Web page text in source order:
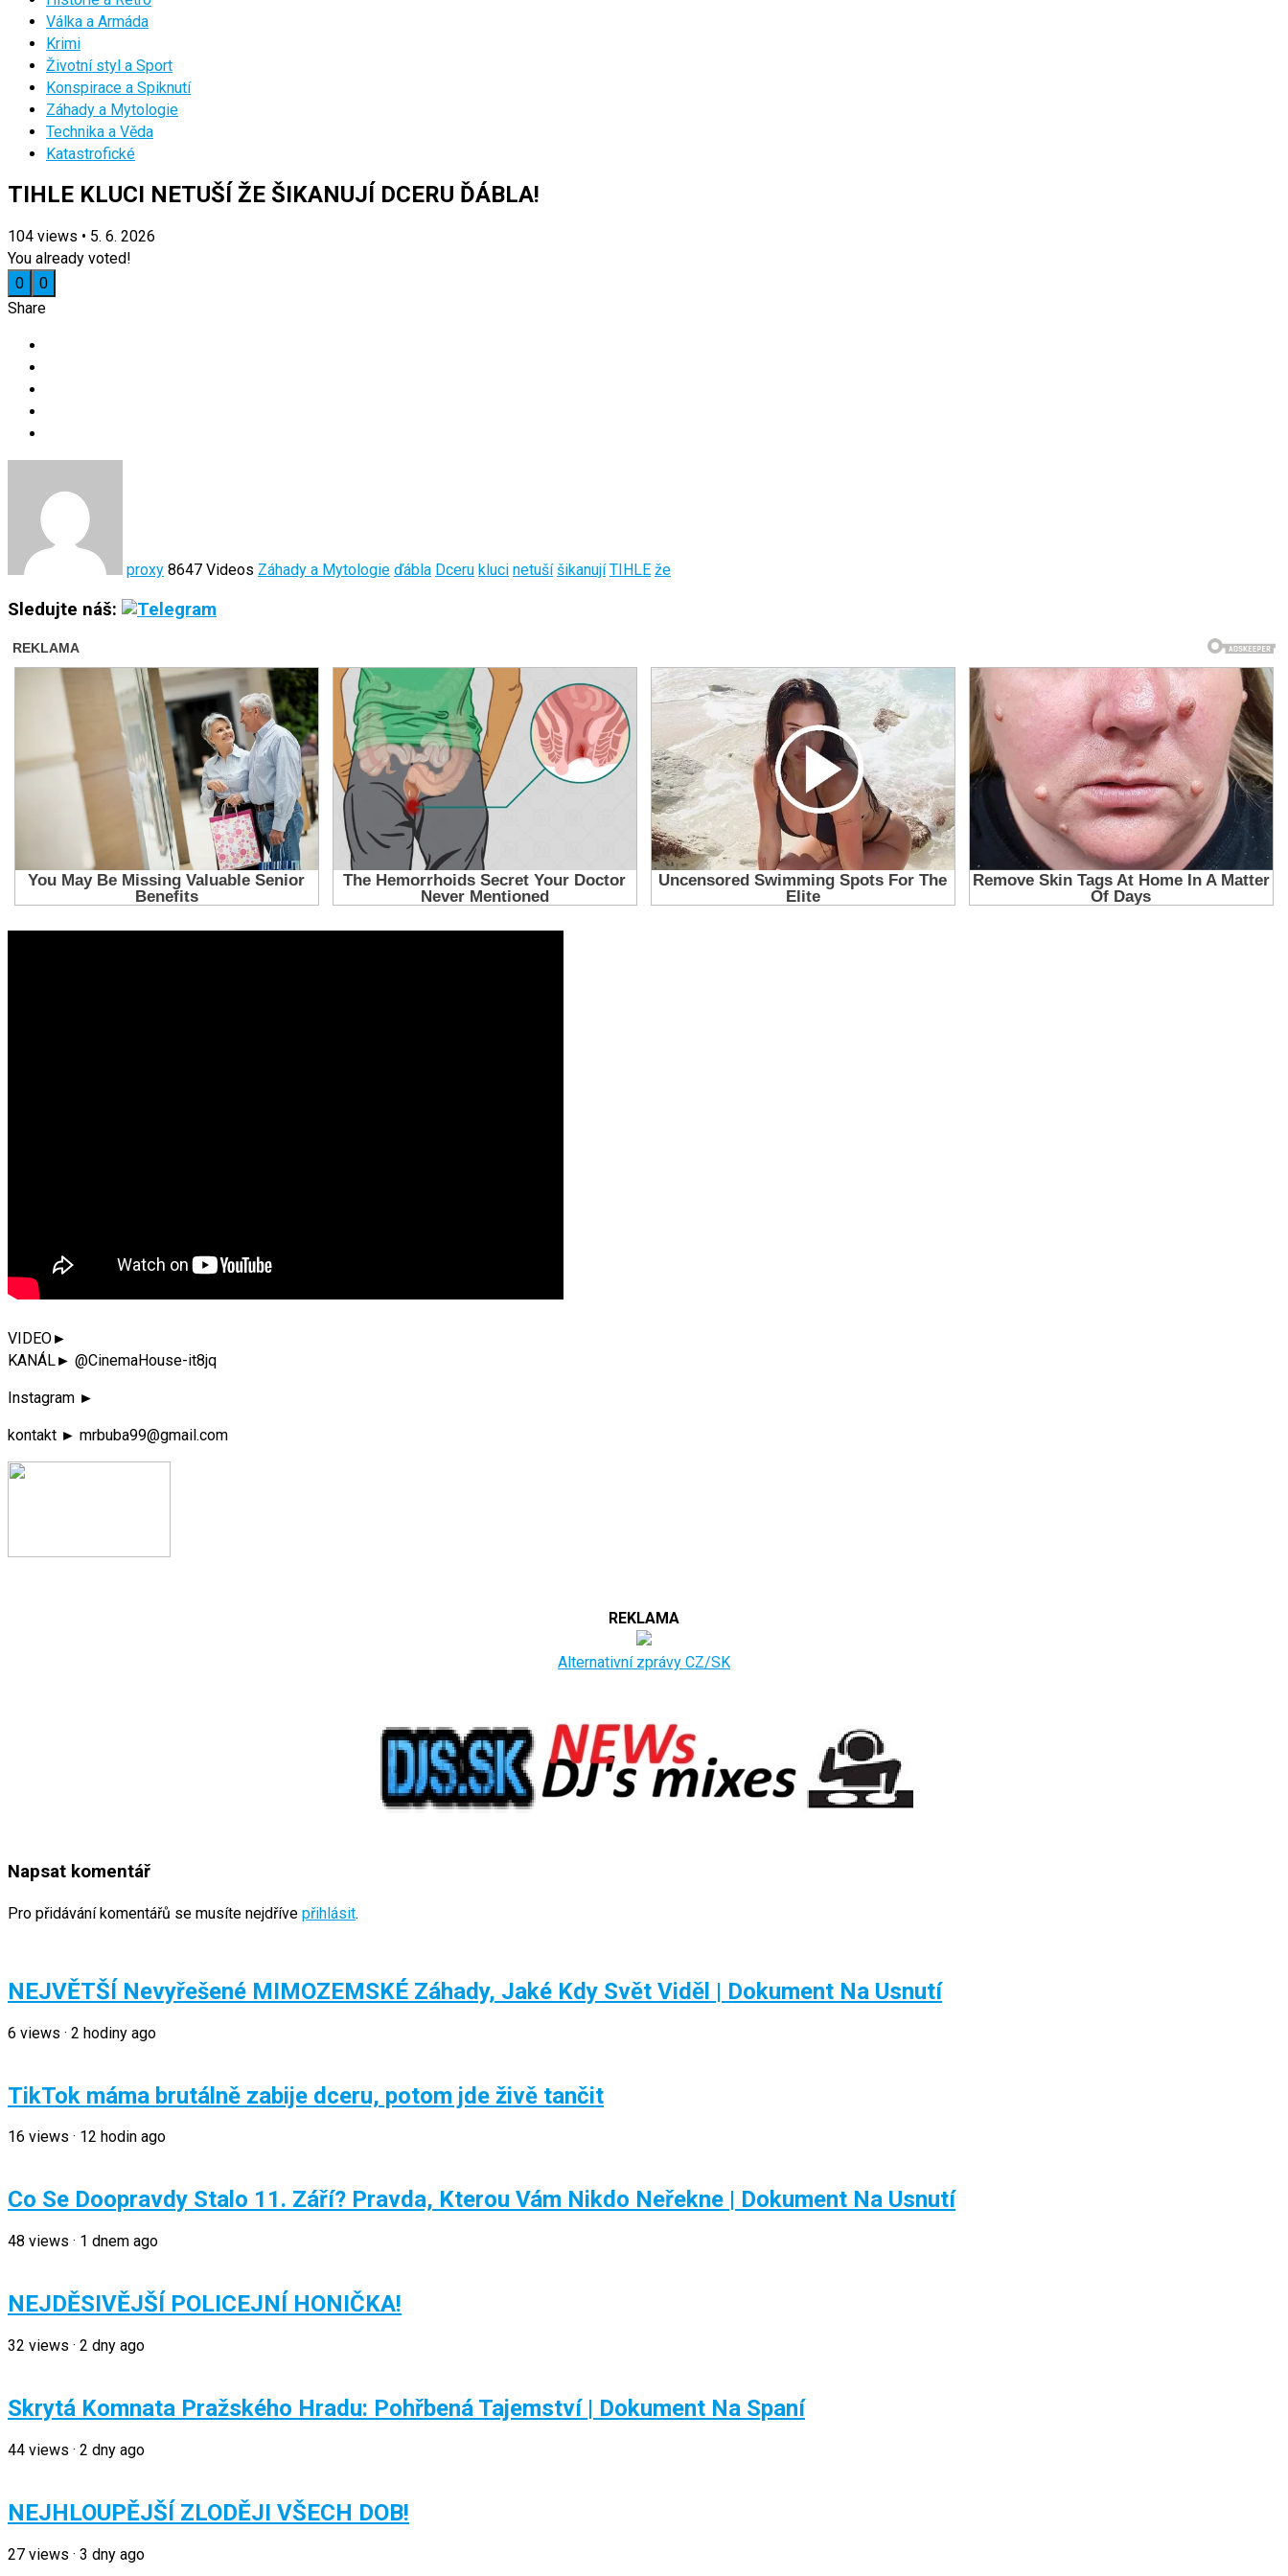
Válka a Armáda
Krimi
Životní styl a Sport
Konspirace a Spiknutí
Záhady a Mytologie
Technika a Věda
Katastrofické
TIHLE KLUCI NETUŠÍ ŽE ŠIKANUJÍ DCERU ĎÁBLA!
104 views • 5. 6. 2026
You already voted!
0
0
Share
proxy 8647 Videos Záhady a Mytologie ďábla Dceru kluci netuší šikanují TIHLE že
Sledujte náš:
VIDEO►
KANÁL► @CinemaHouse-it8jq
Instagram ►
kontakt ► mrbuba99@gmail.com
REKLAMA
Alternativní zprávy CZ/SK
Napsat komentář
Pro přidávání komentářů se musíte nejdříve přihlásit.
NEJVĚTŠÍ Nevyřešené MIMOZEMSKÉ Záhady, Jaké Kdy Svět Viděl | Dokument Na Usnutí
6 views · 2 hodiny ago
TikTok máma brutálně zabije dceru, potom jde živě tančit
16 views · 12 hodin ago
Co Se Doopravdy Stalo 11. Září? Pravda, Kterou Vám Nikdo Neřekne | Dokument Na Usnutí
48 views · 1 dnem ago
NEJDĚSIVĚJŠÍ POLICEJNÍ HONIČKA!
32 views · 2 dny ago
Skrytá Komnata Pražského Hradu: Pohřbená Tajemství | Dokument Na Spaní
44 views · 2 dny ago
NEJHLOUPĚJŠÍ ZLODĚJI VŠECH DOB!
27 views · 3 dny ago